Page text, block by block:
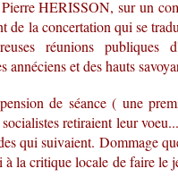
HERISSON, sur un
de la concertation qui se
réunions publiques
annéciens et des hauts
de séance ( une
retiraient leur
qui suivaient. Dommage
à la critique locale de faire